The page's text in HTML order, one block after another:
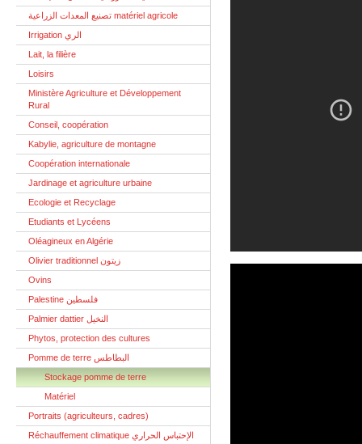
تصنيع المعدات الزراعية matériel agricole
Irrigation الري
Lait, la filière
Loisirs
Ministère Agriculture et Développement
Rural
Conseil, coopération
Kabylie, agriculture de montagne
Coopération internationale
Jardinage et agriculture urbaine
Ecologie et Recyclage
Etudiants et Lycéens
Oléagineux en Algérie
Olivier traditionnel زيتون
Ovins
Palestine فلسطين
Palmier dattier النخيل
Phytos, protection des cultures
Pomme de terre البطاطس
Stockage pomme de terre
Matériel
Portraits (agriculteurs, cadres)
Réchauffement climatique الإحتباس الحراري